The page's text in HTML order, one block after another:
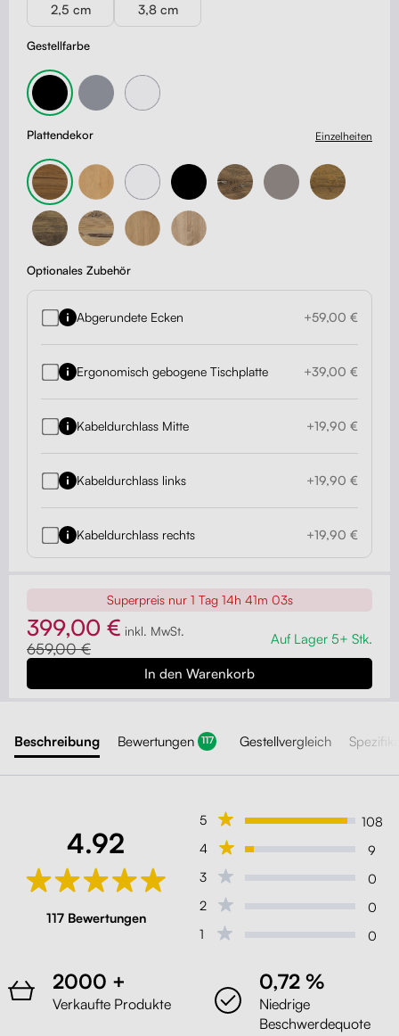
Gestellfarbe
2,5 cm 3,8 cm
Plattendekor Einzelheiten
Optionales Zubehör
Abgerundete Ecken +59,00 €
Ergonomisch gebogene Tischplatte +39,00 €
Kabeldurchlass Mitte +19,90 €
Kabeldurchlass links +19,90 €
Kabeldurchlass rechts +19,90 €
Superpreis nur1 Tag 14h 41m 01s
399,00 € inkl. MwSt.
659,00 €
Auf Lager 5+ Stk.
Beschreibung Bewertungen 117 Gestellvergleich
4.92
117 Bewertungen
5
108
4
9
3
0
2
0
1
0
2000 +
Verkaufte Produkte
0,72 %
Niedrige
Beschwerdequote